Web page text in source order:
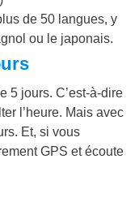
de 50 langues, y
ou le japonais.
5 jours. C’est-à-dire
l’heure. Mais avec
Et, si vous
GPS et écoute